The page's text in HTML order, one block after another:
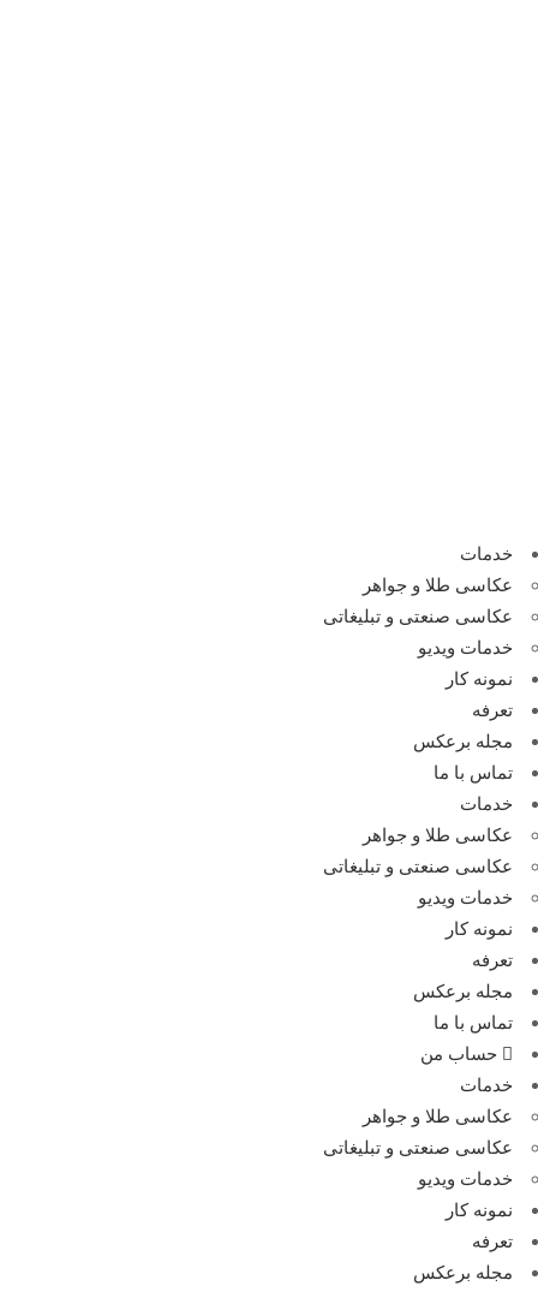
خدمات
عکاسی طلا و جواهر
عکاسی صنعتی و تبلیغاتی
خدمات ویدیو
نمونه کار
تعرفه
مجله برعکس
تماس با ما
خدمات
عکاسی طلا و جواهر
عکاسی صنعتی و تبلیغاتی
خدمات ویدیو
نمونه کار
تعرفه
مجله برعکس
تماس با ما
حساب من
خدمات
عکاسی طلا و جواهر
عکاسی صنعتی و تبلیغاتی
خدمات ویدیو
نمونه کار
تعرفه
مجله برعکس